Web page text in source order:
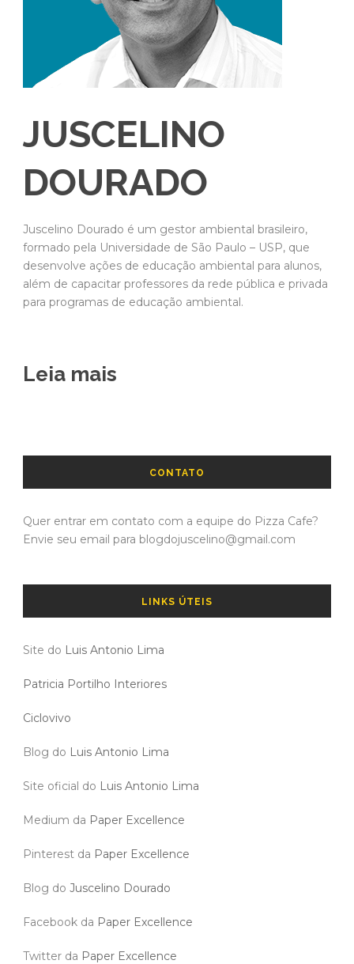
JUSCELINO
DOURADO
Juscelino Dourado é um gestor ambiental brasileiro,
formado pela Universidade de São Paulo – USP, que
desenvolve ações de educação ambiental para alunos,
além de capacitar professores da rede pública e privada
para programas de educação ambiental.
Leia mais
CONTATO
Quer entrar em contato com a equipe do Pizza Cafe?
Envie seu email para blogdojuscelino@gmail.com
LINKS ÚTEIS
Site do Luis Antonio Lima
Patricia Portilho Interiores
Ciclovivo
Blog do Luis Antonio Lima
Site oficial do Luis Antonio Lima
Medium da Paper Excellence
Pinterest da Paper Excellence
Blog do Juscelino Dourado
Facebook da Paper Excellence
Twitter da Paper Excellence